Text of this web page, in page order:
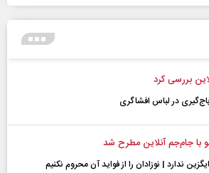
بررسی کرد
باج‌گیری در لباس افشاگری
با جام‌جم آنلاین مطرح شد
ندارد | نوزادان را از فواید آن محروم نکنیم